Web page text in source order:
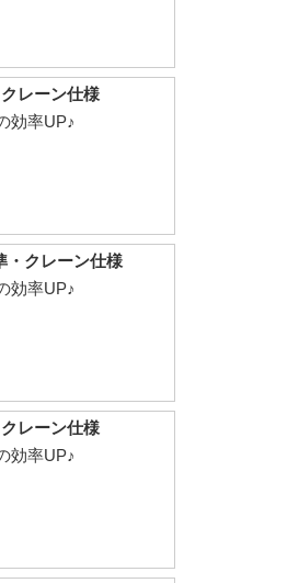
レーン仕様
効率UP♪
クレーン仕様
効率UP♪
レーン仕様
効率UP♪